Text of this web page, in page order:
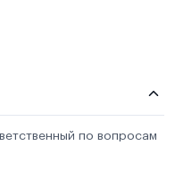
по вопросам